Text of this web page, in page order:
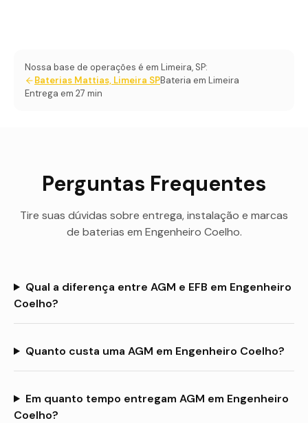
Nossa base de operações é em Limeira, SP:
Baterias Mattias, Limeira SPBateria em Limeira
Entrega em 27 min
Perguntas Frequentes
Tire suas dúvidas sobre entrega, instalação e marcas
de baterias em Engenheiro Coelho.
Qual a diferença entre AGM e EFB em Engenheiro
Coelho?
Quanto custa uma AGM em Engenheiro Coelho?
Em quanto tempo entregam AGM em Engenheiro
Coelho?